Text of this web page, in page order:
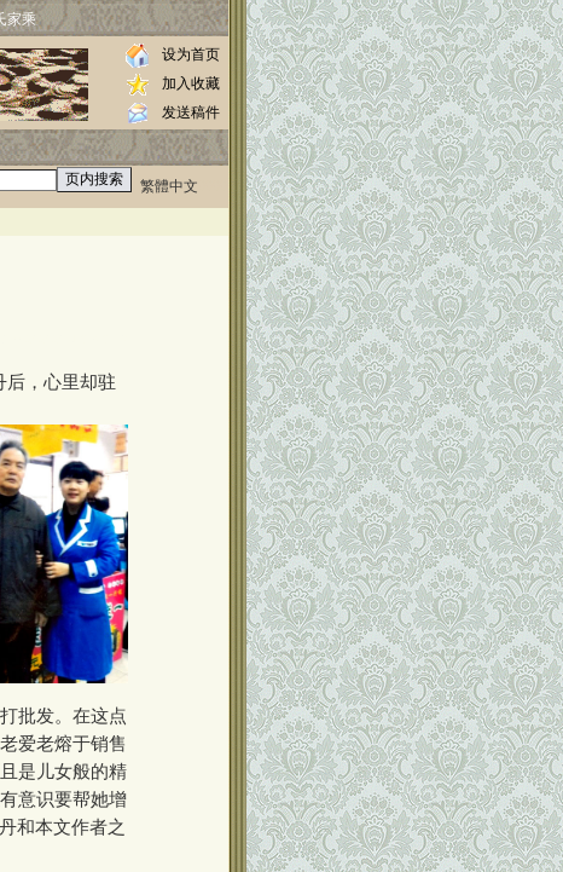
家乘
设为首页
加入收藏
发送稿件
繁體中文
，心里却驻
批发。在这点
爱老熔于销售
是儿女般的精
意识要帮她增
和本文作者之